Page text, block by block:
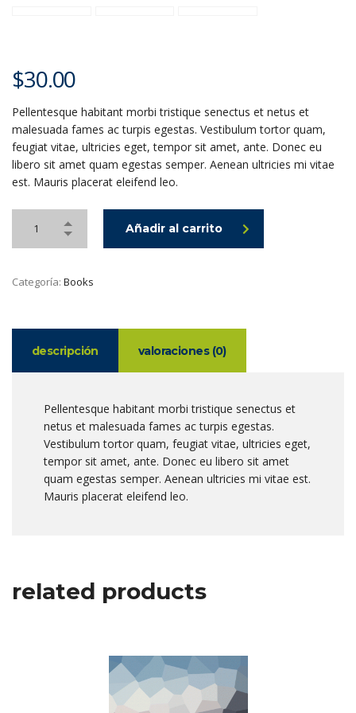
$30.00
Pellentesque habitant morbi tristique senectus et netus et
malesuada fames ac turpis egestas. Vestibulum tortor quam,
feugiat vitae, ultricies eget, tempor sit amet, ante. Donec eu
libero sit amet quam egestas semper. Aenean ultricies mi vitae
est. Mauris placerat eleifend leo.
Añadir al carrito
Categoría: Books
descripción valoraciones (0)
Pellentesque habitant morbi tristique senectus et
netus et malesuada fames ac turpis egestas.
Vestibulum tortor quam, feugiat vitae, ultricies eget,
tempor sit amet, ante. Donec eu libero sit amet
quam egestas semper. Aenean ultricies mi vitae est.
Mauris placerat eleifend leo.
related products